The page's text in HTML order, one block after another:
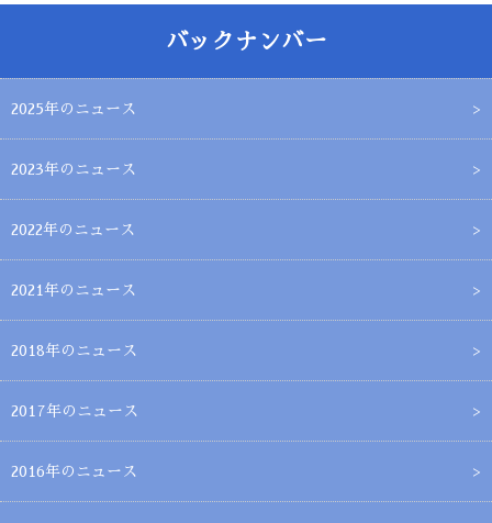
バックナンバー
2025年のニュース
2023年のニュース
2022年のニュース
2021年のニュース
2018年のニュース
2017年のニュース
2016年のニュース